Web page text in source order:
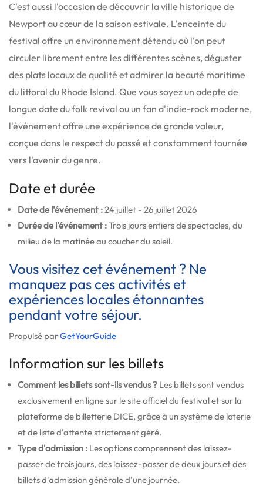
C'est aussi l'occasion de découvrir la ville historique de
Newport au cœur de la saison estivale. L'enceinte du
festival offre un environnement détendu où l'on peut
circuler librement entre les différentes scènes, déguster
des plats locaux de qualité et admirer la beauté maritime
du littoral du Rhode Island. Que vous soyez un adepte de
longue date du folk revival ou un fan d'indie-rock moderne,
l'événement offre une expérience de grande valeur,
conçue dans le respect du passé et constamment tournée
vers l'avenir du genre.
Date et durée
Date de l'événement :24 juillet - 26 juillet 2026
Durée de l'événement :Trois jours entiers de spectacles, du
milieu de la matinée au coucher du soleil.
Vous visitez cet événement ? Ne
manquez pas ces activités et
expériences locales étonnantes
pendant votre séjour.
Propulsé parGetYourGuide
Information sur les billets
Comment les billets sont-ils vendus ? Les billets sont vendus
exclusivement en ligne sur le site officiel du festival et sur la
plateforme de billetterie DICE, grâce à un système de loterie
et de liste d'attente strictement géré.
Type d'admission : Les options comprennent des laissez-
passer de trois jours, des laissez-passer de deux jours et des
billets d'admission générale d'une journée.